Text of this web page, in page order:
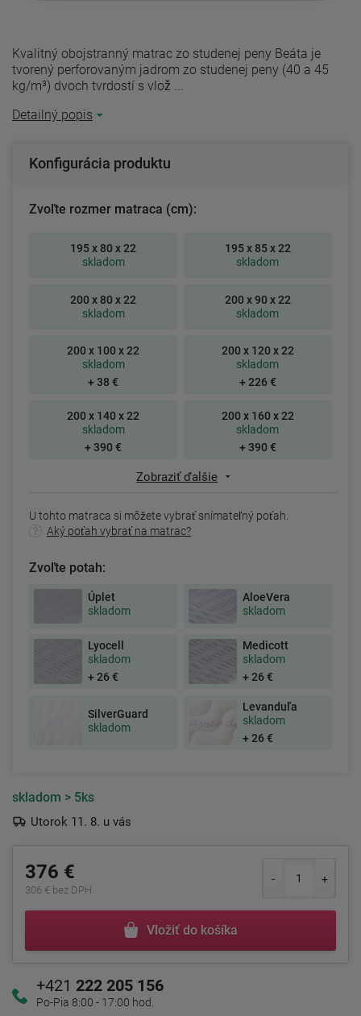
Kvalitný obojstranný matrac zo studenej peny Beáta je
tvorený perforovaným jadrom zo studenej peny (40 a 45
kg/m³) dvoch tvrdostí s vlož ...
Detailný popis
Konfigurácia produktu
Zvoľte rozmer matraca (cm):
195 x 80 x 22
skladom
195 x 85 x 22
skladom
200 x 80 x 22
skladom
200 x 90 x 22
skladom
200 x 100 x 22
skladom
+ 38 €
200 x 120 x 22
skladom
+ 226 €
200 x 140 x 22
skladom
+ 390 €
200 x 160 x 22
skladom
+ 390 €
Zobraziť ďalšie
U tohto matraca si môžete vybrať snímateľný poťah.
Aký poťah vybrať na matrac?
Zvoľte potah:
Úplet
skladom
AloeVera
skladom
Lyocell
skladom
+ 26 €
Medicott
skladom
+ 26 €
SilverGuard
skladom
Levanduľa
skladom
+ 26 €
skladom > 5ks
Utorok 11. 8. u vás
376 €
306 € bez DPH
Vložiť do košíka
+421 222 205 156
Po-Pia 8:00 - 17:00 hod.